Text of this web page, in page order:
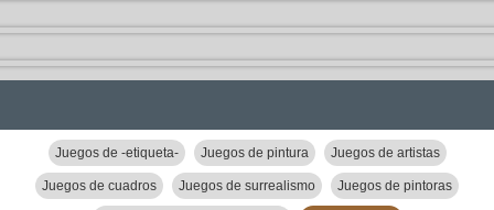
Juegos de -etiqueta- Juegos de pintura Juegos de artistas
Juegos de cuadros Juegos de surrealismo Juegos de pintoras